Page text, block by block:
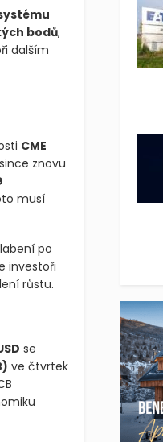
bodů,
dalším
CME
znovu
musí
po
investoři
růstu.
se
ve čtvrtek